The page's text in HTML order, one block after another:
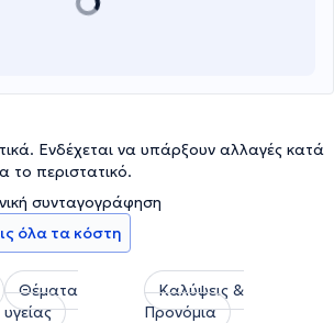
Ενδέχεται να υπάρξουν αλλαγές κατά
το περιστατικό.
συνταγογράφηση
όλα τα κόστη
Θέματα
υγείας
Καλύψεις &
Προνόμια